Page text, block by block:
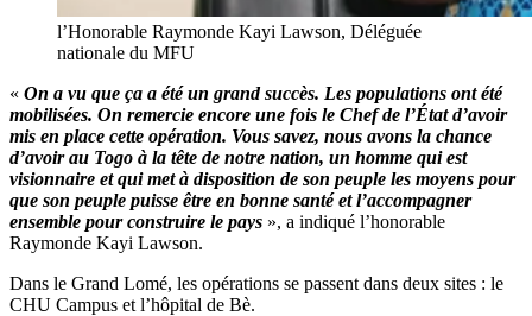
l’Honorable Raymonde Kayi Lawson, Déléguée
nationale du MFU
« On a vu que ça a été un grand succès. Les populations ont été
mobilisées. On remercie encore une fois le Chef de l’État d’avoir
mis en place cette opération. Vous savez, nous avons la chance
d’avoir au Togo à la tête de notre nation, un homme qui est
visionnaire et qui met à disposition de son peuple les moyens pour
que son peuple puisse être en bonne santé et l’accompagner
ensemble pour construire le pays », a indiqué l’honorable
Raymonde Kayi Lawson.
Dans le Grand Lomé, les opérations se passent dans deux sites : le
CHU Campus et l’hôpital de Bè.